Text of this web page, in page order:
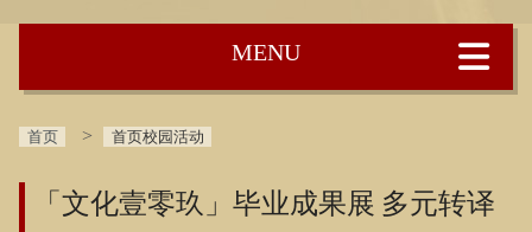
首页 首页校园活动
「文化壹零玖」毕业成果展 多元转译